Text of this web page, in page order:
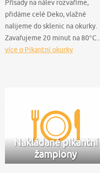
Přísady na nálev rozvaříme,
přidáme celé Deko, vlažné
nalijeme do sklenic na okurky.
Zavařujeme 20 minut na
více o Pikantní okurky
Nakládané pikantní
žampiony